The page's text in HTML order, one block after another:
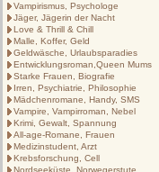
Vampirismus, Psychologe
Jäger, Jägerin der Nacht
Love & Thrill & Chill
Malle, Koffer, Geld
Geldwäsche, Urlaubsparadies
Entwicklungsroman,Queen Mums
Starke Frauen, Biografie
Irren, Psychiatrie, Philosophie
Mädchenromane, Handy, SMS
Vampire, Vampirroman, Nebel
Krimi, Gewalt, Spannung
All-age-Romane, Frauen
Medizinstudent, Arzt
Krebsforschung, Cell
Nordseeküste, Norwegerstute